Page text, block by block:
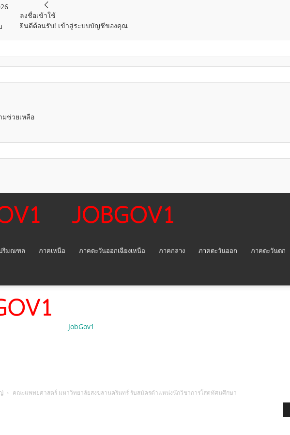
ลงชื่อเข้าใช้
ยินดีต้อนรับ! เข้าสู่ระบบบัญชีของคุณ
ช่วยเหลือ
ริมณฑล ภาคเหนือ ภาคตะวันออกเฉียงเหนือ ภาคกลาง ภาคตะวันออก ภาคตะวันตก
JobGov1
คณะแพทยศาสตร์ มหาวิทยาลัยสงขลานครินทร์ รับสมัครตำแหน่งนักวิชาการโสตทัศนศึกษา